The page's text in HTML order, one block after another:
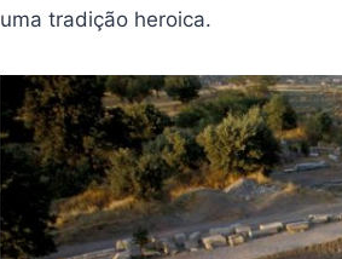
uma tradição heroica.